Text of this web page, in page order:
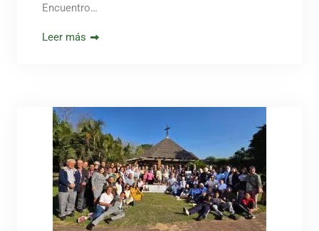
Encuentro…
Leer más